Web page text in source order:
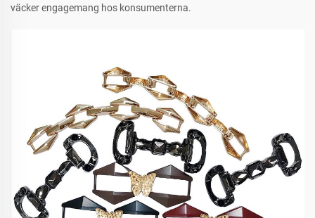
väcker engagemang hos konsumenterna.